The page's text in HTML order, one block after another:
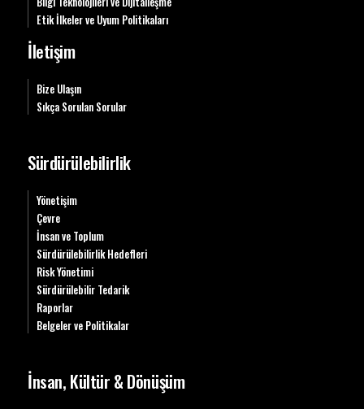
Etik İlkeler ve Uyum Politikaları
İletişim
Bize Ulaşın
Sıkça Sorulan Sorular
Sürdürülebilirlik
Yönetişim
Çevre
İnsan ve Toplum
Sürdürülebilirlik Hedefleri
Risk Yönetimi
Sürdürülebilir Tedarik
Raporlar
Belgeler ve Politikalar
İnsan, Kültür & Dönüşüm